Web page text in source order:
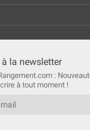
la newsletter
:
à tout moment !